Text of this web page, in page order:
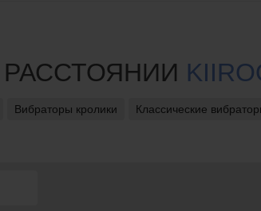
Вибраторы кролики Классические